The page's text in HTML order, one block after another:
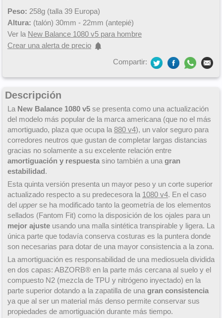
Peso: 258g (talla 39 Europa)
Altura: (talón) 30mm - 22mm (antepié)
Ver la New Balance 1080 v5 para hombre
Crear una alerta de precio
Compartir:
Descripción
La New Balance 1080 v5 se presenta como una actualización
del modelo más popular de la marca americana (que no el más
amortiguado, plaza que ocupa la 880 v4), un valor seguro para
corredores neutros que gustan de completar largas distancias
gracias no solamente a su excelente relación entre
amortiguación y respuesta sino también a una gran
estabilidad.
Esta quinta versión presenta un mayor peso y un corte superior
actualizado respecto a su predecesora la 1080 v4. En el caso
del upperse ha modificado tanto la geometría de los elementos
sellados (Fantom Fit) como la disposición de los ojales para un
mejor ajuste usando una malla sintética transpirable y ligera. La
única parte que todavía conserva costuras es la puntera donde
son necesarias para dotar de una mayor consistencia a la zona.
La amortiguación es responsabilidad de una mediosuela dividida
en dos capas: ABZORB® en la parte más cercana al suelo y el
compuesto N2 (mezcla de TPU y nitrógeno inyectado) en la
parte superior dotando a la zapatilla de una gran consistencia
ya que al ser un material más denso permite conservar sus
propiedades de amortiguación durante más tiempo.